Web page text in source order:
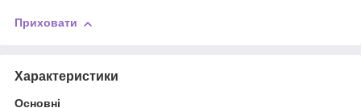
Приховати
Характеристики
Основні